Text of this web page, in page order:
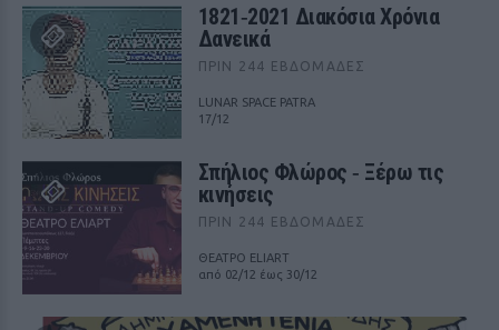
1821‑2021 Διακόσια Χρόνια
Δανεικά
ΠΡΙΝ 244 ΕΒΔΟΜΆΔΕΣ
LUNAR SPACE PATRA
17/12
Σπήλιος Φλώρος ‑ Ξέρω τις
κινήσεις
ΠΡΙΝ 244 ΕΒΔΟΜΆΔΕΣ
ΘΕΑΤΡΟ ELIART
από 02/12 έως 30/12